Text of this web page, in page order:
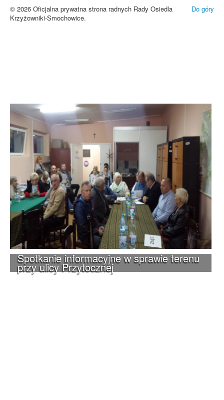
Spotkanie informacyjne w sprawie terenu
przy ulicy Przytocznej
Do góry
© 2026 Oficjalna prywatna strona radnych Rady Osiedla
Krzyżowniki-Smochowice.